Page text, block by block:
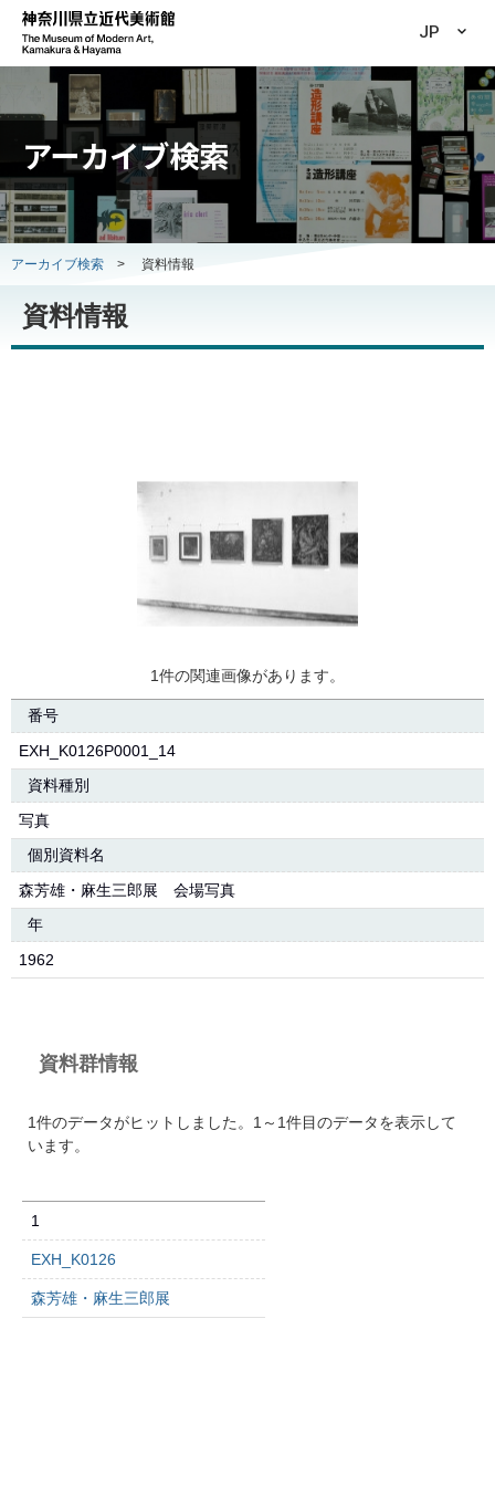
JP
アーカイブ検索
アーカイブ検索 > 資料情報
資料情報
1件の関連画像があります。
番号
EXH_K0126P0001_14
資料種別
写真
個別資料名
森芳雄・麻生三郎展 会場写真
年
1962
資料群情報
1件のデータがヒットしました。1～1件目のデータを表示して
います。
1
EXH_K0126
森芳雄・麻生三郎展